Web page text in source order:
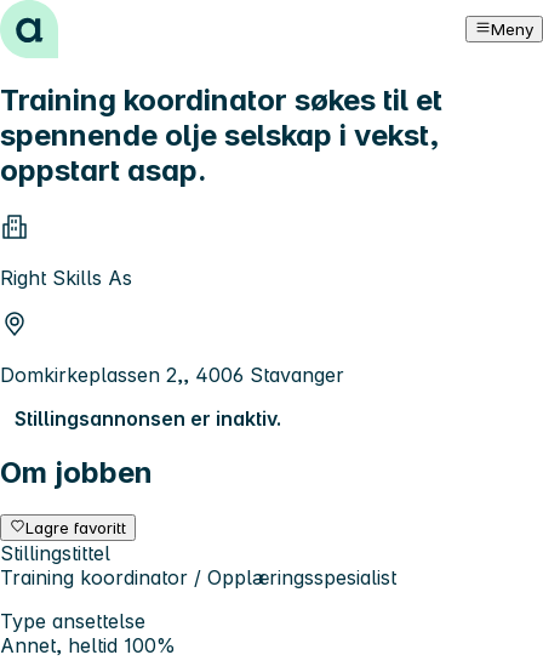
Hopp til innhold Meny
Training koordinator søkes til et
spennende olje selskap i vekst,
oppstart asap.
Right Skills As
Domkirkeplassen 2,, 4006 Stavanger
Stillingsannonsen er inaktiv.
Om jobben
Lagre favoritt
Stillingstittel
Training koordinator / Opplæringsspesialist
Type ansettelse
Annet, heltid 100%